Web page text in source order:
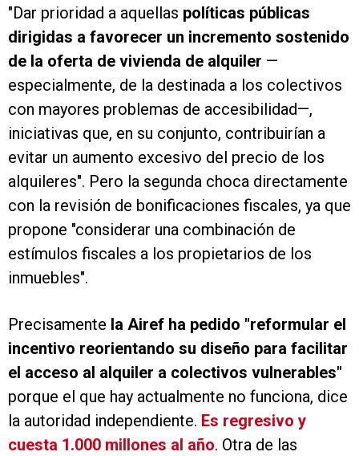
"Dar prioridad a aquellas políticas públicas
dirigidas a favorecer un incremento sostenido
de la oferta de vivienda de alquiler —
especialmente, de la destinada a los colectivos
con mayores problemas de accesibilidad—,
iniciativas que, en su conjunto, contribuirían a
evitar un aumento excesivo del precio de los
alquileres". Pero la segunda choca directamente
con la revisión de bonificaciones fiscales, ya que
propone "considerar una combinación de
estímulos fiscales a los propietarios de los
inmuebles".
Precisamente la Airef ha pedido "reformular el
incentivo reorientando su diseño para facilitar
el acceso al alquiler a colectivos vulnerables"
porque el que hay actualmente no funciona, dice
la autoridad independiente. Es regresivo y
cuesta 1.000 millones al año. Otra de las